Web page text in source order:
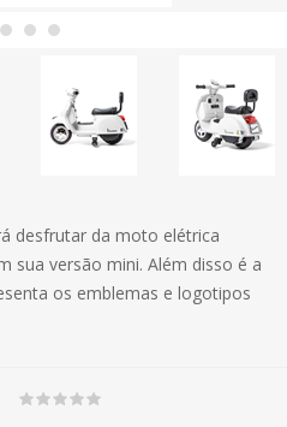
desfrutar da moto elétrica
sua versão mini. Além disso é a
os emblemas e logotipos